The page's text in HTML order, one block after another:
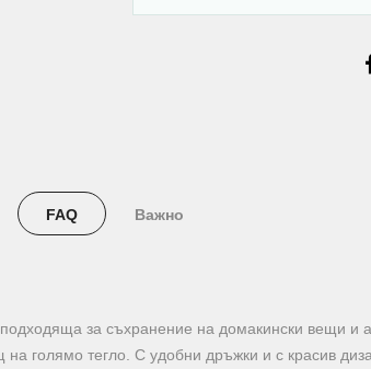
FAQ Важно
за съхранение на домакински вещи и
голямо тегло. С удобни дръжки и с красив